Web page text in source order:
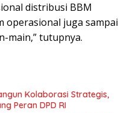
distribusi BBM
operasional juga sampai
main,” tutupnya.
Kolaborasi Strategis,
Peran DPD RI